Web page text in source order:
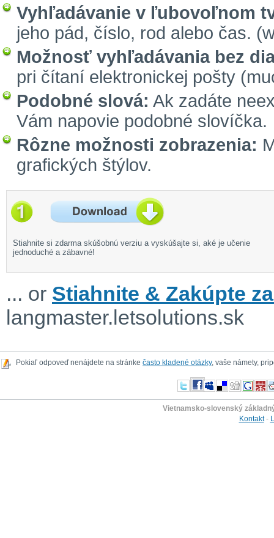
Vyhľadávanie v ľubovoľnom
jeho pád, číslo, rod alebo čas.
Možnosť vyhľadávania bez
pri čítaní elektronickej pošty
Podobné slová: Ak zadáte
Vám napovie podobné slovíčka.
Rôzne možnosti zobrazenia:
grafických štýlov.
Stiahnite si zdarma skúšobnú verziu a vyskúšajte si, aké je učenie
jednoduché a zábavné!
... or Stiahnite & Zakúpte
langmaster.letsolutions.sk
Pokiaľ odpoveď nenájdete na stránke často kladené otázky, vaše námety,
Vietnamsko-slovenský
Kontakt-